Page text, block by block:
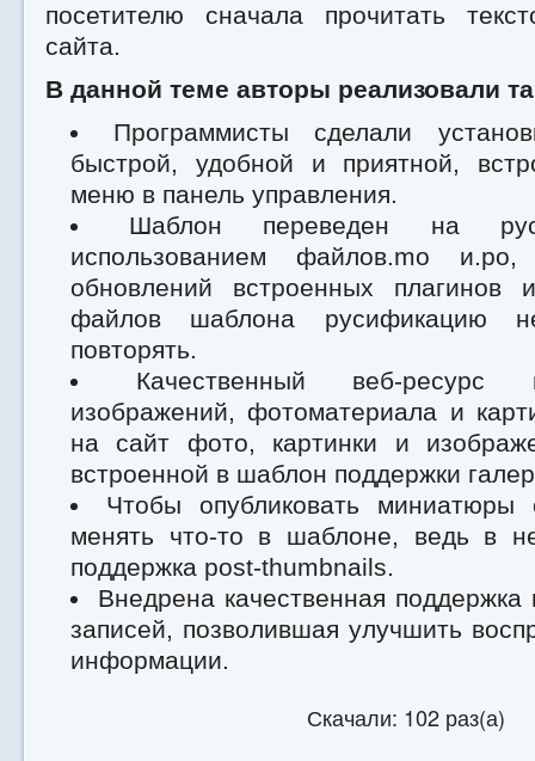
посетителю сначала прочитать
сайта.
В данной теме авторы реализовали
Программисты сделали
быстрой, удобной и приятной,
меню в панель управления.
Шаблон переведен на
использованием файлов.mo
обновлений встроенных плагинов
файлов шаблона русификацию
повторять.
Качественный веб-
изображений, фотоматериала и
на сайт фото, картинки и
встроенной в шаблон поддержки
Чтобы опубликовать миниатюры
менять что-то в шаблоне, ведь в
поддержка post-thumbnails.
Внедрена качественная поддержка
записей, позволившая улучшить
информации.
Скачали: 102 раз(а)